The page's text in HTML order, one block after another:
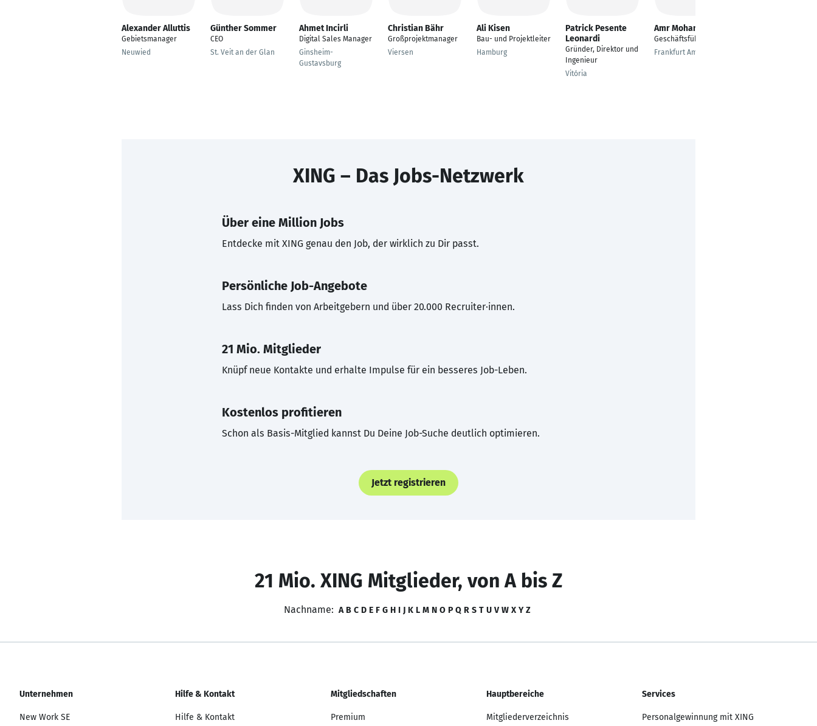
Alexander Alluttis
Gebietsmanager
Neuwied
Günther Sommer
CEO
St. Veit an der Glan
Ahmet Incirli
Digital Sales Manager
Ginsheim-
Gustavsburg
Christian Bähr
Großprojektmanager
Viersen
Ali Kisen
Bau- und Projektleiter
Hamburg
Patrick Pesente
Leonardi
Gründer, Direktor und
Ingenieur
Vitória
Amr Mohamed
Geschäftsführer
Frankfurt Am Main
XING – Das Jobs-Netzwerk
Über eine Million Jobs
Entdecke mit XING genau den Job, der wirklich zu Dir passt.
Persönliche Job-Angebote
Lass Dich finden von Arbeitgebern und über 20.000 Recruiter·innen.
21 Mio. Mitglieder
Knüpf neue Kontakte und erhalte Impulse für ein besseres Job-Leben.
Kostenlos profitieren
Schon als Basis-Mitglied kannst Du Deine Job-Suche deutlich optimieren.
Jetzt registrieren
21 Mio. XING Mitglieder, von A bis Z
Nachname: A B C D E F G H I J K L M N O P Q R S T U V W X Y Z
Unternehmen
New Work SE
Hilfe & Kontakt
Hilfe & Kontakt
Mitgliedschaften
Premium
Hauptbereiche
Mitgliederverzeichnis
Services
Personalgewinnung mit XING